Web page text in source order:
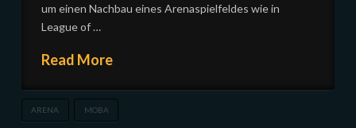
um einen Nachbau eines Arenaspielfeldes wie in
League of …
Read More
ARENA MOBA